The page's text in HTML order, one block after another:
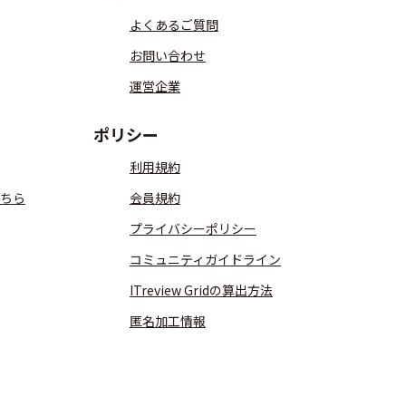
ら
よくあるご質問
お問い合わせ
運営企業
ポリシー
利用規約
会員規約
プライバシーポリシー
コミュニティガイドライン
ITreview Gridの算出方法
匿名加工情報